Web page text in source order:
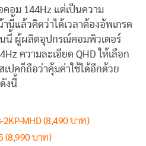
อม 144Hz แต่เป็นความ
นี้แล้วคิดว่าได้เวลาต้องอัพเกรด
นี้ ผู้ผลิตอุปกรณ์คอมพิวเตอร์
ความละเอียด QHD ให้เลือก
ปคก็ถือว่าคุ้มค่าใช้ได้อีกด้วย
งนี้
2KP-MHD (8,490 บาท)
(8,990 บาท)